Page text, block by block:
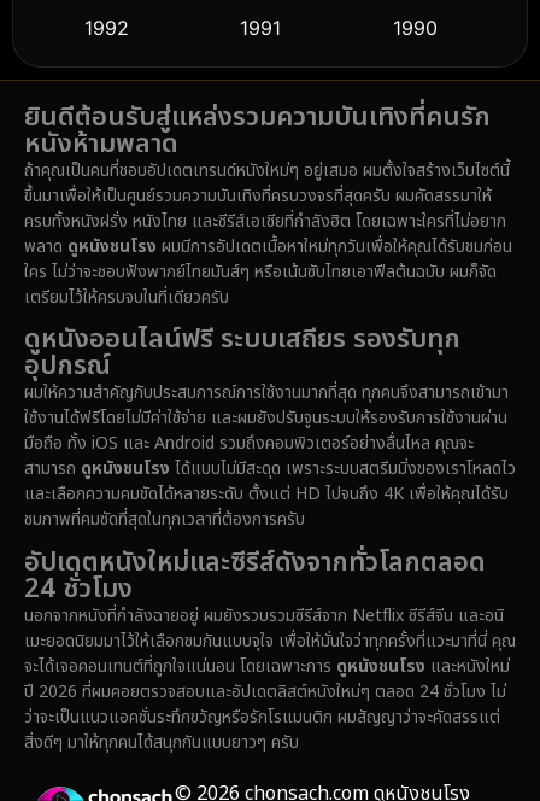
Detective สืบสวน (57)
Disaster
Disney+ (5)
Documentary สารคดี (90)
Dystopian
Emotional (61)
Epic มหากาพย์ (216)
Family ครอบครัว
Fantasy จินตนาการ (316)
Fiction (14)
1992
1991
1990
1989
1988
1986
1985
1983
1982
1981
1971
1962 1953
ยินดีต้อนรับสู่แหล่งรวมความบันเทิงที่คนรัก
หนังห้ามพลาด
ถ้าคุณเป็นคนที่ชอบอัปเดตเทรนด์หนังใหม่ๆ อยู่เสมอ ผมตั้งใจสร้างเว็บไซต์นี้
ขึ้นมาเพื่อให้เป็นศูนย์รวมความบันเทิงที่ครบวงจรที่สุดครับ ผมคัดสรรมาให้
ครบทั้งหนังฝรั่ง หนังไทย และซีรีส์เอเชียที่กำลังฮิต โดยเฉพาะใครที่ไม่อยาก
พลาด ดูหนังชนโรง ผมมีการอัปเดตเนื้อหาใหม่ทุกวันเพื่อให้คุณได้รับชมก่อน
ใคร ไม่ว่าจะชอบฟังพากย์ไทยมันส์ๆ หรือเน้นซับไทยเอาฟีลต้นฉบับ ผมก็จัด
เตรียมไว้ให้ครบจบในที่เดียวครับ
ดูหนังออนไลน์ฟรี ระบบเสถียร รองรับทุก
อุปกรณ์
ผมให้ความสำคัญกับประสบการณ์การใช้งานมากที่สุด ทุกคนจึงสามารถเข้ามา
ใช้งานได้ฟรีโดยไม่มีค่าใช้จ่าย และผมยังปรับจูนระบบให้รองรับการใช้งานผ่าน
มือถือ ทั้ง iOS และ Android รวมถึงคอมพิวเตอร์อย่างลื่นไหล คุณจะ
สามารถ ดูหนังชนโรง ได้แบบไม่มีสะดุด เพราะระบบสตรีมมิ่งของเราโหลดไว
และเลือกความคมชัดได้หลายระดับ ตั้งแต่ HD ไปจนถึง 4K เพื่อให้คุณได้รับ
ชมภาพที่คมชัดที่สุดในทุกเวลาที่ต้องการครับ
อัปเดตหนังใหม่และซีรีส์ดังจากทั่วโลกตลอด
24 ชั่วโมง
นอกจากหนังที่กำลังฉายอยู่ ผมยังรวบรวมซีรีส์จาก Netflix ซีรีส์จีน และอนิ
เมะยอดนิยมมาไว้ให้เลือกชมกันแบบจุใจ เพื่อให้มั่นใจว่าทุกครั้งที่แวะมาที่นี่ คุณ
จะได้เจอคอนเทนต์ที่ถูกใจแน่นอน โดยเฉพาะการ ดูหนังชนโรง และหนังใหม่
ปี 2026 ที่ผมคอยตรวจสอบและอัปเดตลิสต์หนังใหม่ๆ ตลอด 24 ชั่วโมง ไม่
ว่าจะเป็นแนวแอคชั่นระทึกขวัญหรือรักโรแมนติก ผมสัญญาว่าจะคัดสรรแต่
สิ่งดีๆ มาให้ทุกคนได้สนุกกันแบบยาวๆ ครับ
© 2026 chonsach.com ดูหนังชนโรง